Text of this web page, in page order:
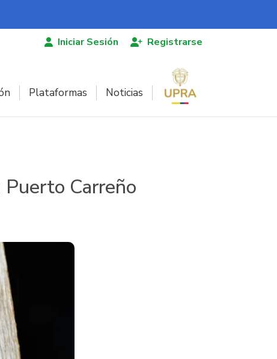
Iniciar Sesión Registrarse
Plataformas Noticias
Carreño